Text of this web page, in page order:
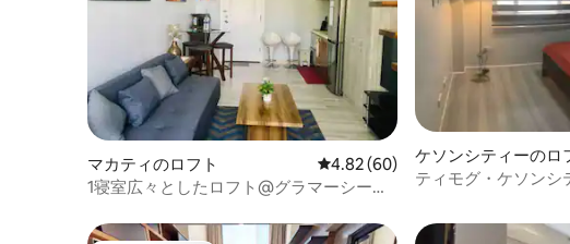
マカティのロフト レビュー60件、5つ星中4.82つ星
4.82 (60)
1寝室広々としたロフト@グラマーシー、
ケソンシティーのロ
ティモグ・ケソンシ